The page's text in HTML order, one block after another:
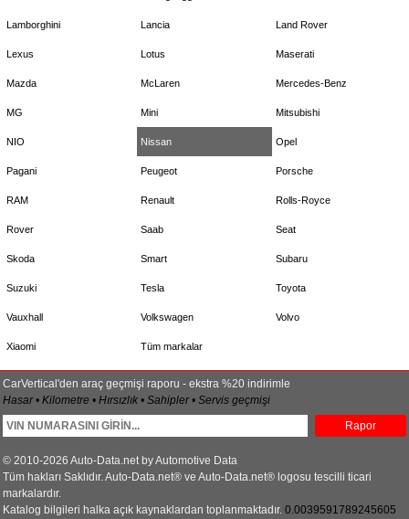
Lamborghini Lancia Land Rover
Lexus Lotus Maserati
Mazda McLaren Mercedes-Benz
MG Mini Mitsubishi
NIO Nissan Opel
Pagani Peugeot Porsche
RAM Renault Rolls-Royce
Rover Saab Seat
Skoda Smart Subaru
Suzuki Tesla Toyota
Vauxhall Volkswagen Volvo
Xiaomi Tüm markalar
CarVertical'den araç geçmişi raporu - ekstra %20 indirimle
Hasar • Kilometre • Hırsızlık • Sahipler • Servis geçmişi
Rapor
© 2010-2026 Auto-Data.net by Automotive Data
Tüm hakları Saklıdır. Auto-Data.net® ve Auto-Data.net® logosu tescilli ticari
markalardır.
Katalog bilgileri halka açık kaynaklardan toplanmaktadır. 0.0039591789245605